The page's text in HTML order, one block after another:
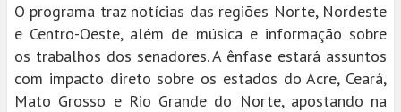
O programa traz notícias das regiões Norte, Nordeste
e Centro-Oeste, além de música e informação sobre
os trabalhos dos senadores. A ênfase estará assuntos
com impacto direto sobre os estados do Acre, Ceará,
Mato Grosso e Rio Grande do Norte, apostando na